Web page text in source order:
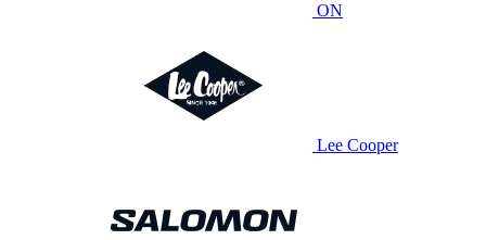
ON
Lee Cooper